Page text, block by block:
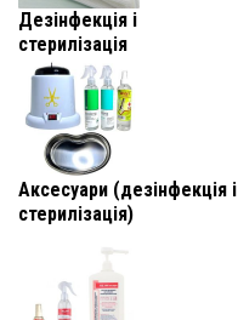
Дезінфекція і
стерилізація
Аксесуари (дезінфекція і
стерилізація)